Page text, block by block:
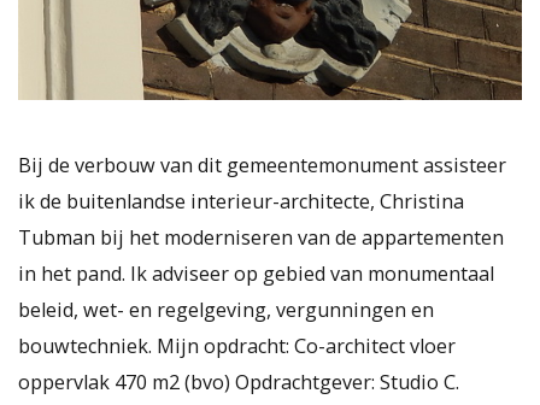
Bij de verbouw van dit gemeentemonument assisteer
ik de buitenlandse interieur-architecte, Christina
Tubman bij het moderniseren van de appartementen
in het pand. Ik adviseer op gebied van monumentaal
beleid, wet- en regelgeving, vergunningen en
bouwtechniek. Mijn opdracht: Co-architect vloer
oppervlak 470 m2 (bvo) Opdrachtgever: Studio C.